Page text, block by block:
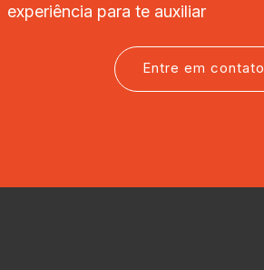
experiência para te auxiliar
Entre em contato